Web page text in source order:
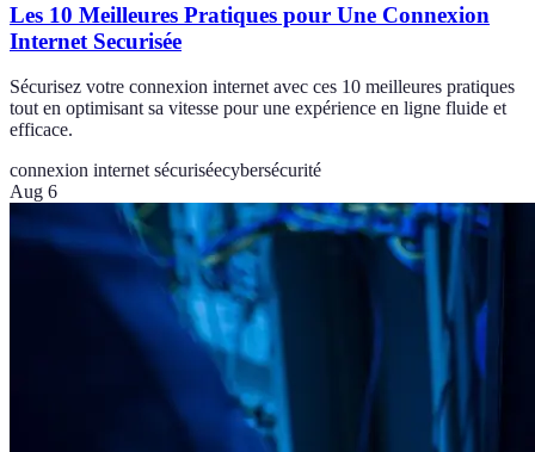
Les 10 Meilleures Pratiques pour Une Connexion
Internet Securisée
Sécurisez votre connexion internet avec ces 10 meilleures pratiques
tout en optimisant sa vitesse pour une expérience en ligne fluide et
efficace.
connexion internet sécuriséecybersécurité
Aug 6